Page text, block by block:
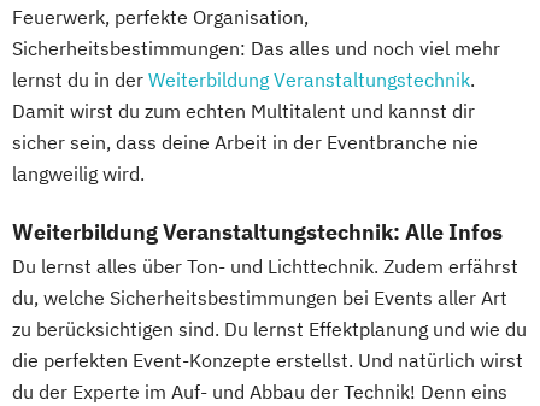
Feuerwerk, perfekte Organisation,
Sicherheitsbestimmungen: Das alles und noch viel mehr
lernst du in der Weiterbildung Veranstaltungstechnik.
Damit wirst du zum echten Multitalent und kannst dir
sicher sein, dass deine Arbeit in der Eventbranche nie
langweilig wird.
Weiterbildung Veranstaltungstechnik: Alle Infos
Du lernst alles über Ton- und Lichttechnik. Zudem erfährst
du, welche Sicherheitsbestimmungen bei Events aller Art
zu berücksichtigen sind. Du lernst Effektplanung und wie du
die perfekten Event-Konzepte erstellst. Und natürlich wirst
du der Experte im Auf- und Abbau der Technik! Denn eins